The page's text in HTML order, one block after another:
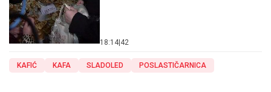
18:14 42
KAFIĆ KAFA SLADOLED POSLASTIČARNICA